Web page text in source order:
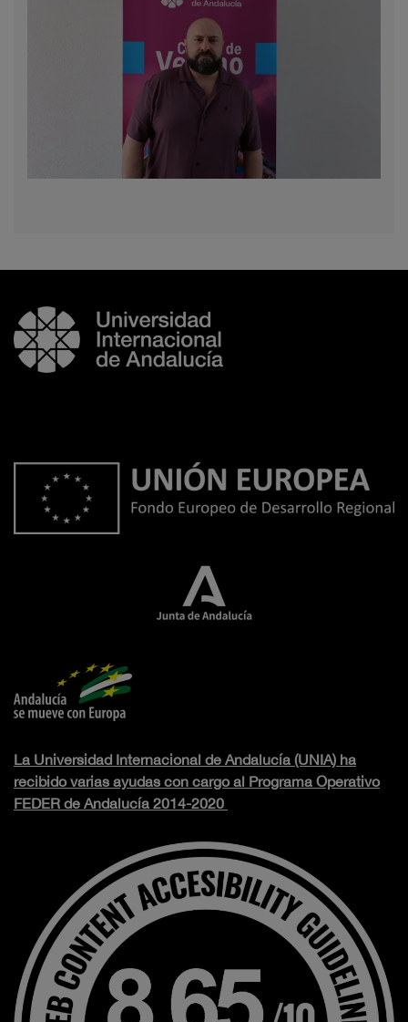
La Universidad Internacional de Andalucía (UNIA) ha
recibido varias ayudas con cargo al Programa Operativo
FEDER de Andalucía 2014-2020